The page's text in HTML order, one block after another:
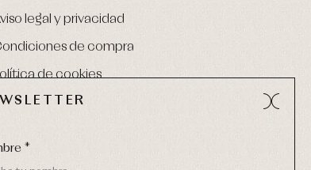
legal y privacidad
de compra
de cookies
*